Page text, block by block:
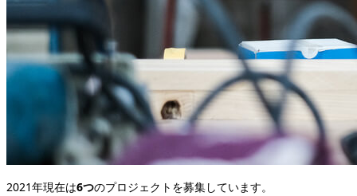
2021年現在は6つのプロジェクトを募集しています。